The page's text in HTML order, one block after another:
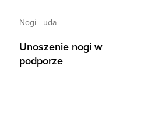
nogi - uda
Unoszenie nogi w
podporze